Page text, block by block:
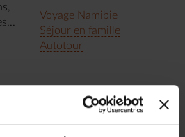
Voyage Namibie
Séjour en famille
Autotour